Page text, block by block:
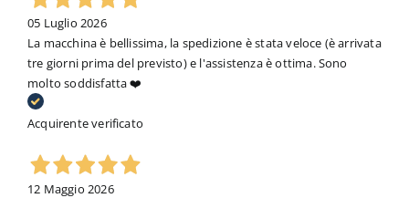
05 Luglio 2026
La macchina è bellissima, la spedizione è stata veloce (è arrivata
tre giorni prima del previsto) e l'assistenza è ottima. Sono
molto soddisfatta ❤️
Acquirente verificato
12 Maggio 2026